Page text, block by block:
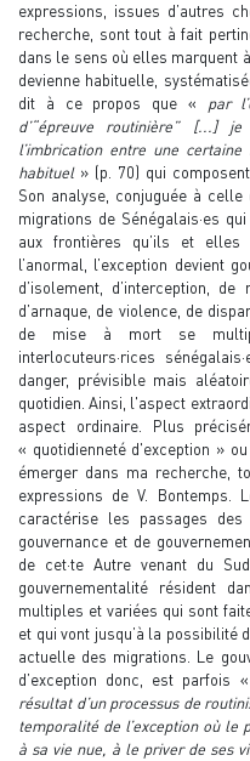
expressions, issues d’autres
recherche, sont tout à fait
dans le sens où elles marquent
devienne habituelle,
dit à ce propos que « par
d’“épreuve routinière” [...]
l’imbrication entre une
habituel» (p. 70) qui
Son analyse, conjuguée à
migrations de Sénégalais·es
aux frontières qu’ils et elles
l’anormal, l’exception devient
d’isolement, d’interception, de
d’arnaque, de violence, de
de mise à mort se
interlocuteurs·rices
danger, prévisible mais
quotidien. Ainsi, l'aspect
aspect ordinaire. Plus
« quotidienneté d'exception »
émerger dans ma recherche,
expressions de V. Bontemps.
caractérise les passages
gouvernance et de
de cet·te Autre venant du
gouvernementalité résident
multiples et variées qui sont
et qui vont jusqu’à la possibilité
actuelle des migrations. Le
d’exception donc, est parfois «
résultat d’un processus de
temporalité de l’exception où le
à sa vie nue, à le priver de ses